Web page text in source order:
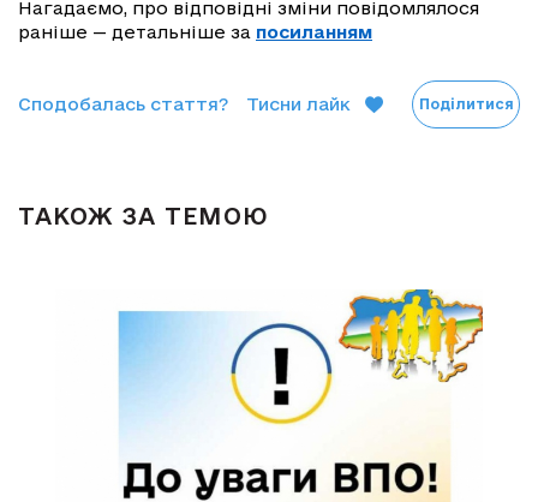
Нагадаємо, про відповідні зміни повідомлялося
раніше — детальніше за посиланням
Сподобалась стаття? Тисни лайк Поділитися
ТАКОЖ ЗА ТЕМОЮ